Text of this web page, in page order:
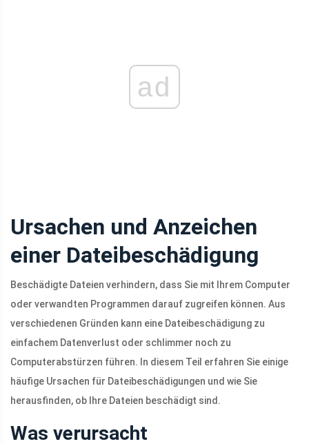
ad
Ursachen und Anzeichen
einer Dateibeschädigung
Beschädigte Dateien verhindern, dass Sie mit Ihrem Computer
oder verwandten Programmen darauf zugreifen können. Aus
verschiedenen Gründen kann eine Dateibeschädigung zu
einfachem Datenverlust oder schlimmer noch zu
Computerabstürzen führen. In diesem Teil erfahren Sie einige
häufige Ursachen für Dateibeschädigungen und wie Sie
herausfinden, ob Ihre Dateien beschädigt sind.
Was verursacht